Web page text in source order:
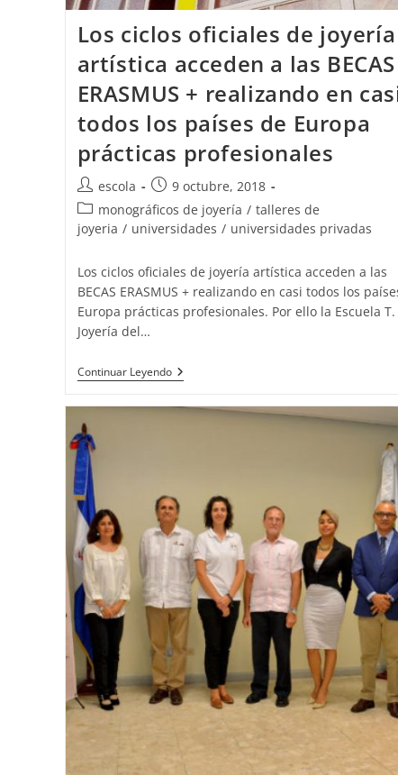
Los ciclos oficiales de joyería
artística acceden a las BECAS
ERASMUS + realizando en
todos los países de Europa
prácticas profesionales
Autor
de
la
escola
Publicación
de
la
9 octubre, 2018
Categoría
de
entrada:
monográficos de joyería / talleres de
joyeria / universidades / universidades privadas
Los ciclos oficiales de joyería artística acceden a las
BECAS ERASMUS + realizando en casi todos los
Europa prácticas profesionales. Por ello la Escuela T.
Joyería del…
Continuar LeyendoLos
Ciclos
De
BECAS
ERASMUS
+
Realizando
En
Casi
Todos
Los
Países
De
Europa
Prácticas
Profesionales